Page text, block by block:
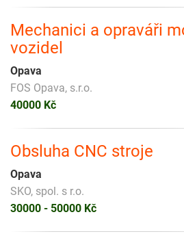
Mechanici a opraváři
vozidel
Opava
FOS Opava, s.r.o.
40000 Kč
Obsluha CNC stroje
Opava
SKO, spol. s r.o.
30000 - 50000 Kč